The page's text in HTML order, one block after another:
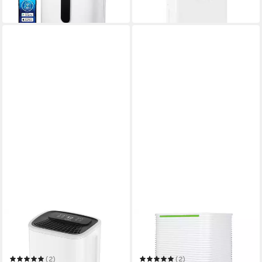
BRANDSON
Luftentfeuchter mit
Dehumidifier
(2)
AIRONEX
Luftentfeuchter
Kompaktmodell - Beugt
Schimmel vor - Leiser
(2)